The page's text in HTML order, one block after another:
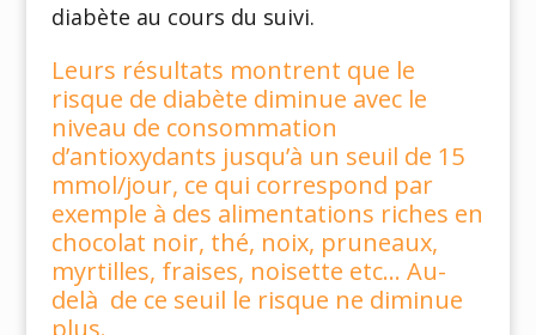
diabète au cours du suivi.
Leurs résultats montrent que le
risque de diabète diminue avec le
niveau de consommation
d’antioxydants jusqu’à un seuil de 15
mmol/jour, ce qui correspond par
exemple à des alimentations riches en
chocolat noir, thé, noix, pruneaux,
myrtilles, fraises, noisette etc… Au-
delà de ce seuil le risque ne diminue
plus.